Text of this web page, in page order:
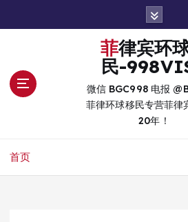
菲律宾环球移
民-
微信 BGC998 电报
菲律环球移民专营菲律
20年！
首页